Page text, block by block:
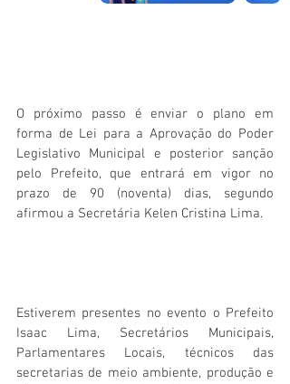
O próximo passo é enviar o plano em
forma de Lei para a Aprovação do Poder
Legislativo Municipal e posterior sanção
pelo Prefeito, que entrará em vigor no
prazo de 90 (noventa) dias, segundo
afirmou a Secretária Kelen Cristina Lima.
Estiverem presentes no evento o Prefeito
Isaac Lima, Secretários Municipais,
Parlamentares Locais, técnicos das
secretarias de meio ambiente, produção e